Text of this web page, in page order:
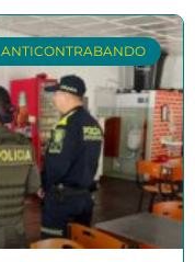
ANTICONTRABANDO